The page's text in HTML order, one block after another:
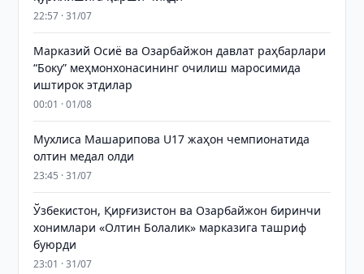
22:57 · 31/07
Марказий Осиё ва Озарбайжон давлат раҳбарлари
“Боку” меҳмонхонасининг очилиш маросимида
иштирок этдилар
00:01 · 01/08
Мухлиса Машарипова U17 жаҳон чемпионатида
олтин медал олди
23:45 · 31/07
Ўзбекистон, Қирғизистон ва Озарбайжон биринчи
хонимлари «Олтин Болалик» марказига ташриф
буюрди
23:01 · 31/07